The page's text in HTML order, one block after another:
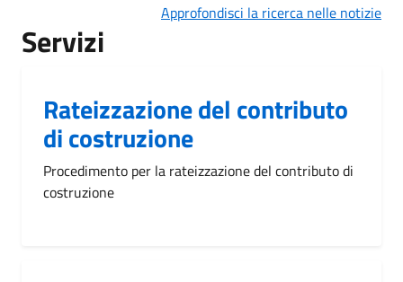
Approfondisci la ricerca nelle notizie
Servizi
Rateizzazione del contributo
di costruzione
Procedimento per la rateizzazione del contributo di
costruzione